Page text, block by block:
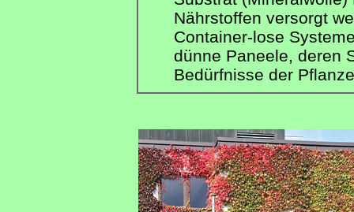
Nährstoffen versorgt
Container-lose
dünne Paneele, deren
Bedürfnisse der